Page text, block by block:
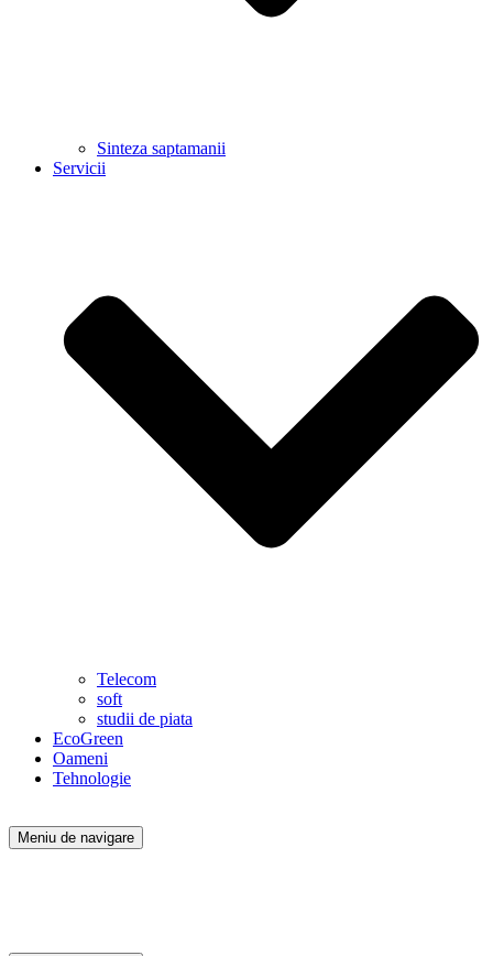
Sinteza saptamanii
Servicii
Telecom
soft
studii de piata
EcoGreen
Oameni
Tehnologie
Meniu de navigare